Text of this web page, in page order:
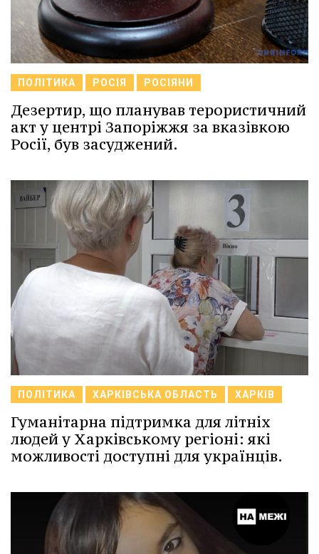
ПОЛІТИКА РОСІЯ РОСІЯНИ
Дезертир, що планував терористичний
акт у центрі Запоріжжя за вказівкою
Росії, був засуджений.
ПОЛІТИКА ХАРКІВСЬКА ОБЛАСТЬ ХАРКІВ
Гуманітарна підтримка для літніх
людей у Харківському регіоні: які
можливості доступні для українців.